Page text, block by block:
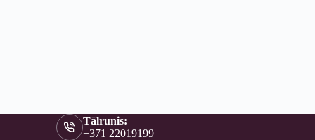
Tālrunis:
+371 22019199